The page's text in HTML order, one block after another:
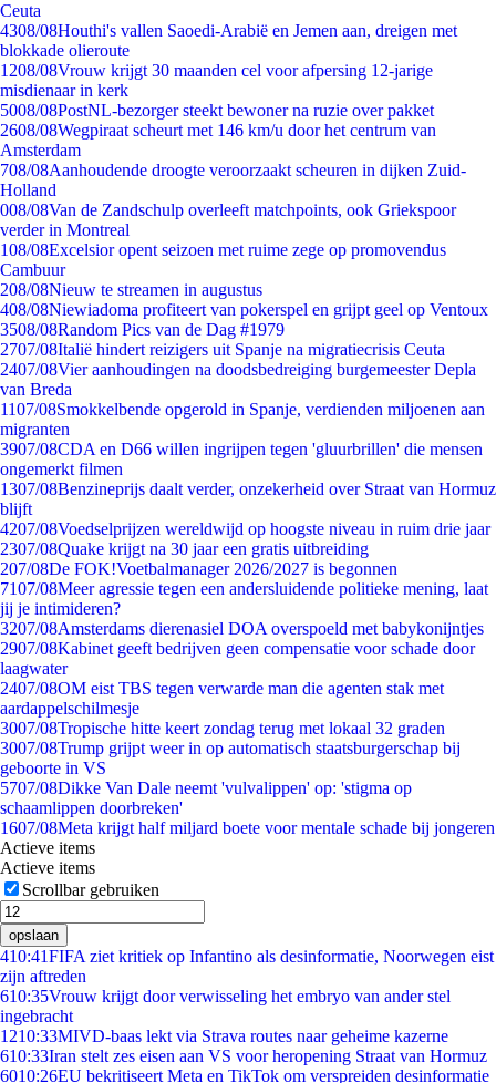
Ceuta
4308/08Houthi's vallen Saoedi-Arabië en Jemen aan, dreigen met
blokkade olieroute
1208/08Vrouw krijgt 30 maanden cel voor afpersing 12-jarige
misdienaar in kerk
5008/08PostNL-bezorger steekt bewoner na ruzie over pakket
2608/08Wegpiraat scheurt met 146 km/u door het centrum van
Amsterdam
708/08Aanhoudende droogte veroorzaakt scheuren in dijken Zuid-
Holland
008/08Van de Zandschulp overleeft matchpoints, ook Griekspoor
verder in Montreal
108/08Excelsior opent seizoen met ruime zege op promovendus
Cambuur
208/08Nieuw te streamen in augustus
408/08Niewiadoma profiteert van pokerspel en grijpt geel op Ventoux
3508/08Random Pics van de Dag #1979
2707/08Italië hindert reizigers uit Spanje na migratiecrisis Ceuta
2407/08Vier aanhoudingen na doodsbedreiging burgemeester Depla
van Breda
1107/08Smokkelbende opgerold in Spanje, verdienden miljoenen aan
migranten
3907/08CDA en D66 willen ingrijpen tegen 'gluurbrillen' die mensen
ongemerkt filmen
1307/08Benzineprijs daalt verder, onzekerheid over Straat van Hormuz
blijft
4207/08Voedselprijzen wereldwijd op hoogste niveau in ruim drie jaar
2307/08Quake krijgt na 30 jaar een gratis uitbreiding
207/08De FOK!Voetbalmanager 2026/2027 is begonnen
7107/08Meer agressie tegen een andersluidende politieke mening, laat
jij je intimideren?
3207/08Amsterdams dierenasiel DOA overspoeld met babykonijntjes
2907/08Kabinet geeft bedrijven geen compensatie voor schade door
laagwater
2407/08OM eist TBS tegen verwarde man die agenten stak met
aardappelschilmesje
3007/08Tropische hitte keert zondag terug met lokaal 32 graden
3007/08Trump grijpt weer in op automatisch staatsburgerschap bij
geboorte in VS
5707/08Dikke Van Dale neemt 'vulvalippen' op: 'stigma op
schaamlippen doorbreken'
1607/08Meta krijgt half miljard boete voor mentale schade bij jongeren
Actieve items
Actieve items
Scrollbar gebruiken
opslaan
410:41FIFA ziet kritiek op Infantino als desinformatie, Noorwegen eist
zijn aftreden
610:35Vrouw krijgt door verwisseling het embryo van ander stel
ingebracht
1210:33MIVD-baas lekt via Strava routes naar geheime kazerne
610:33Iran stelt zes eisen aan VS voor heropening Straat van Hormuz
6010:26EU bekritiseert Meta en TikTok om verspreiden desinformatie